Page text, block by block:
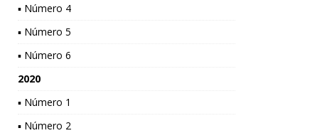
▪ Número 4
▪ Número 5
▪ Número 6
2020
▪ Número 1
▪ Número 2